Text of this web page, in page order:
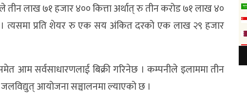
तीन लाख ७१ हजार ४०० कित्ता अर्थात् रु तीन करोड ७१ लाख ४०
। त्यसमा प्रति शेयर रु एक सय अंकित दरको एक लाख २९ हजार
आम सर्वसाधारणलाई बिक्री गरिनेछ । कम्पनीले इलाममा तीन
आयोजना सञ्चालनमा ल्याएको छ ।